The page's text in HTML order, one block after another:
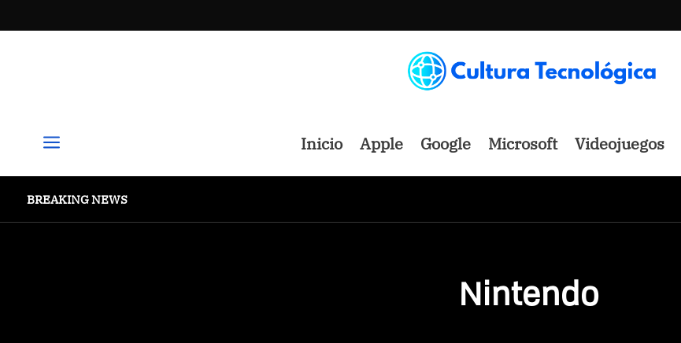
a Inicio Apple Google Microsoft Videojuegos
BREAKING NEWS
Nintendo